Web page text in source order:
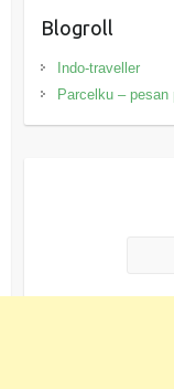
Blogroll
Indo-traveller
Parcelku – pesan